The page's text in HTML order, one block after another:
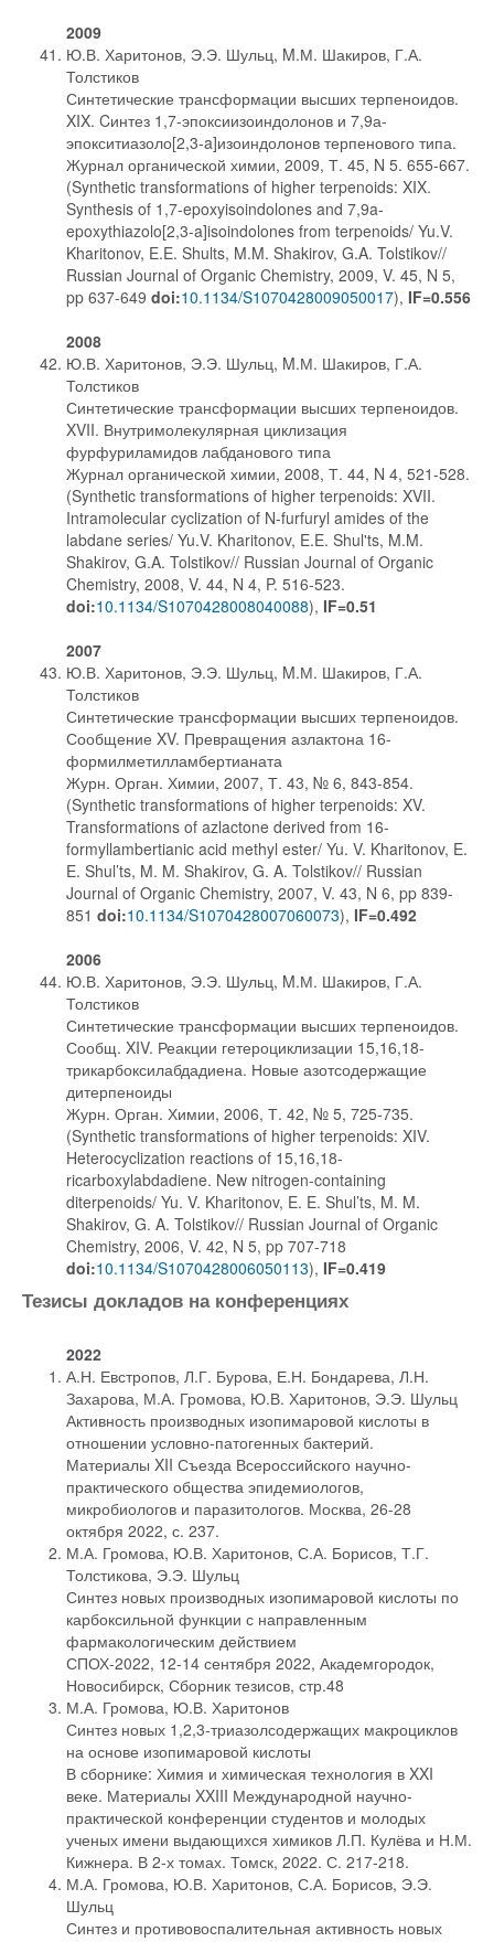
2009
Ю.В. Харитонов, Э.Э. Шульц, M.М. Шакиров, Г.А.
Толстиков
Синтетические трансформации высших терпеноидов.
XIX. Cинтез 1,7-эпоксиизоиндолонов и 7,9а-
эпокситиазоло[2,3-a]изоиндолонов терпенового типа.
Журнал органической химии, 2009, Т. 45, N 5. 655-667.
(Synthetic transformations of higher terpenoids: XIX.
Synthesis of 1,7-epoxyisoindolones and 7,9a-
epoxythiazolo[2,3-a]isoindolones from terpenoids/ Yu.V.
Kharitonov, E.E. Shults, M.M. Shakirov, G.A. Tolstikov//
Russian Journal of Organic Chemistry, 2009, V. 45, N 5,
pp 637-649 doi:10.1134/S1070428009050017), IF=0.556
2008
Ю.В. Харитонов, Э.Э. Шульц, M.М. Шакиров, Г.А.
Толстиков
Синтетические трансформации высших терпеноидов.
XVII. Внутримолекулярная циклизация
фурфуриламидов лабданового типа
Журнал органической химии, 2008, Т. 44, N 4, 521-528.
(Synthetic transformations of higher terpenoids: XVII.
Intramolecular cyclization of N-furfuryl amides of the
labdane series/ Yu.V. Kharitonov, E.E. Shul'ts, M.M.
Shakirov, G.A. Tolstikov// Russian Journal of Organic
Chemistry, 2008, V. 44, N 4, P. 516-523.
doi:10.1134/S1070428008040088), IF=0.51
2007
Ю.В. Харитонов, Э.Э. Шульц, M.М. Шакиров, Г.А.
Толстиков
Синтетические трансформации высших терпеноидов.
Сообщение XV. Превращения азлактона 16-
формилметилламбертианата
Журн. Орган. Химии, 2007, Т. 43, № 6, 843-854.
(Synthetic transformations of higher terpenoids: XV.
Transformations of azlactone derived from 16-
formyllambertianic acid methyl ester/ Yu. V. Kharitonov, E.
E. Shul’ts, M. M. Shakirov, G. A. Tolstikov// Russian
Journal of Organic Chemistry, 2007, V. 43, N 6, pp 839-
851 doi:10.1134/S1070428007060073), IF=0.492
2006
Ю.В. Харитонов, Э.Э. Шульц, M.М. Шакиров, Г.А.
Толстиков
Синтетические трансформации высших терпеноидов.
Сообщ. XIV. Реакции гетероциклизации 15,16,18-
трикарбоксилабдадиена. Новые азотсодержащие
дитерпеноиды
Журн. Орган. Химии, 2006, Т. 42, № 5, 725-735.
(Synthetic transformations of higher terpenoids: XIV.
Heterocyclization reactions of 15,16,18-
ricarboxylabdadiene. New nitrogen-containing
diterpenoids/ Yu. V. Kharitonov, E. E. Shul’ts, M. M.
Shakirov, G. A. Tolstikov// Russian Journal of Organic
Chemistry, 2006, V. 42, N 5, pp 707-718
doi:10.1134/S1070428006050113), IF=0.419
Тезисы докладов на конференциях
2022
А.Н. Евстропов, Л.Г. Бурова, Е.Н. Бондарева, Л.Н.
Захарова, М.А. Громова, Ю.В. Харитонов, Э.Э. Шульц
Активность производных изопимаровой кислоты в
отношении условно-патогенных бактерий.
Материалы XII Съезда Всероссийского научно-
практического общества эпидемиологов,
микробиологов и паразитологов. Москва, 26-28
октября 2022, с. 237.
М.А. Громова, Ю.В. Харитонов, С.А. Борисов, Т.Г.
Толстикова, Э.Э. Шульц
Синтез новых производных изопимаровой кислоты по
карбоксильной функции с направленным
фармакологическим действием
СПОХ-2022, 12-14 сентября 2022, Академгородок,
Новосибирск, Сборник тезисов, стр.48
М.А. Громова, Ю.В. Харитонов
Синтез новых 1,2,3-триазолсодержащих макроциклов
на основе изопимаровой кислоты
В сборнике: Химия и химическая технология в XXI
веке. Материалы XXIII Международной научно-
практической конференции студентов и молодых
ученых имени выдающихся химиков Л.П. Кулёва и Н.М.
Кижнера. В 2-х томах. Томск, 2022. С. 217-218.
М.А. Громова, Ю.В. Харитонов, С.А. Борисов, Э.Э.
Шульц
Синтез и противовоспалительная активность новых